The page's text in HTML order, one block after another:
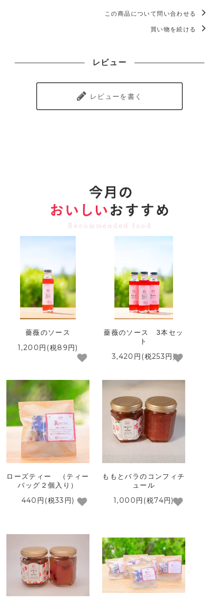
この商品について問い合わせる
買い物を続ける
レビュー
レビューを書く
薔薇のソース
1,200円(税89円)
薔薇のソース 3本セッ
ト
3,420円(税253円)
ローズティー （ティー
バッグ２個入り）
440円(税33円)
ももとバラのコンフィチ
ュール
1,000円(税74円)